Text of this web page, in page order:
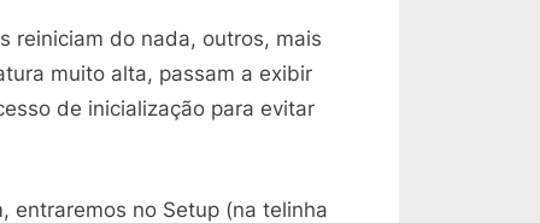
reiniciam do nada, outros, mais
muito alta, passam a exibir
de inicialização para evitar
entraremos no Setup (na telinha